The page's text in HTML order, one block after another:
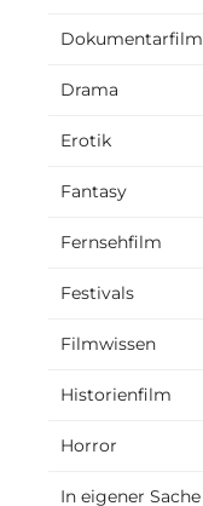
Dokumentarfilm
Drama
Erotik
Fantasy
Fernsehfilm
Festivals
Filmwissen
Historienfilm
Horror
In eigener Sache